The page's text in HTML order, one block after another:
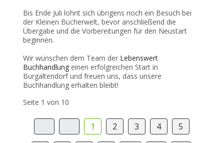
Bis Ende Juli lohnt sich übrigens noch ein Besuch bei
der Kleinen Bücherwelt, bevor anschließend die
Übergabe und die Vorbereitungen für den Neustart
beginnen.
Wir wünschen dem Team der Lebenswert
Buchhandlungeinen erfolgreichen Start in
Burgaltendorf und freuen uns, dass unsere
Buchhandlung erhalten bleibt!
Seite 1 von 10
1 2 3 4 5